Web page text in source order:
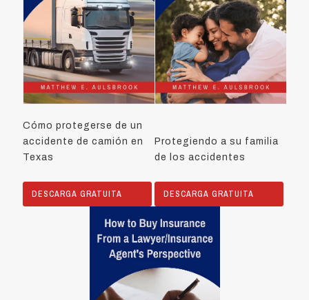
Cómo protegerse de un
accidente de camión en
Texas
DESCARGA GRATUITA
Protegiendo a su familia
de los accidentes
DESCARGA GRATUITA